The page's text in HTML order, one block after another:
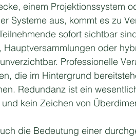
einem Projektionssystem
Systeme aus, kommt es zu
sofort sichtbar
oder
Professionelle
die im Hintergrund
Redundanz ist ein
kein Zeichen von
die Bedeutung einer